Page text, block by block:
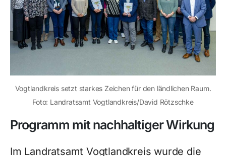
Vogtlandkreis setzt starkes Zeichen für den ländlichen Raum.
Foto: Landratsamt Vogtlandkreis/David Rötzschke
Programm mit nachhaltiger Wirkung
Im Landratsamt Vogtlandkreis wurde die